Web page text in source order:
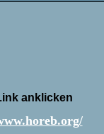
anklicken